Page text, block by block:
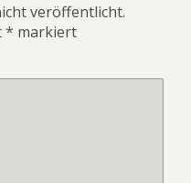
veröffentlicht.
* markiert